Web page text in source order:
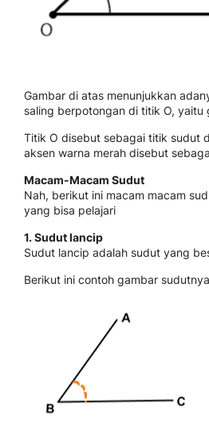
Gambar di atas menunjukkan
saling berpotongan di titik O, yaitu
Titik O disebut sebagai titik sudut
aksen warna merah disebut
Macam-Macam Sudut
Nah, berikut ini macam macam
yang bisa pelajari
1. Sudut lancip
Sudut lancip adalah sudut yang
Berikut ini contoh gambar